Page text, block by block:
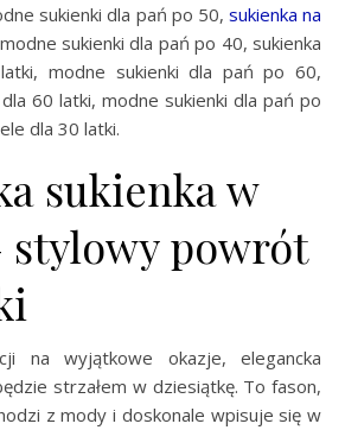
sukienki dla pań po 50, sukienka na
sukienki dla pań po 40, sukienka
modne sukienki dla pań po 60,
60 latki, modne sukienki dla pań po
dla 30 latki.
sukienka w
stylowy powrót
na wyjątkowe okazje, elegancka
strzałem w dziesiątkę. To fason,
z mody i doskonale wpisuje się w